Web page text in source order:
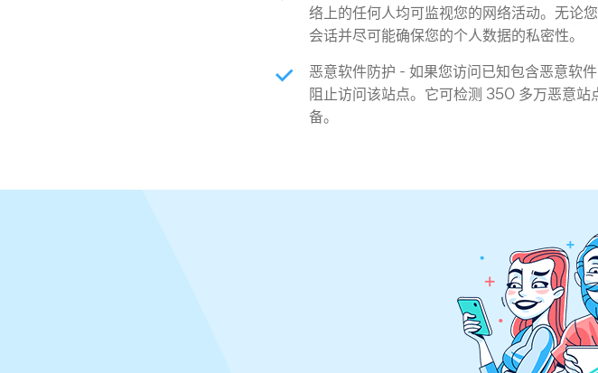
络上的任何人均可监视您的网络活动。无论
会话并尽可能确保您的个人数据的私密性。
恶意软件防护 - 如果您访问已知包含恶意软
阻止访问该站点。它可检测 350 多万恶意
备。